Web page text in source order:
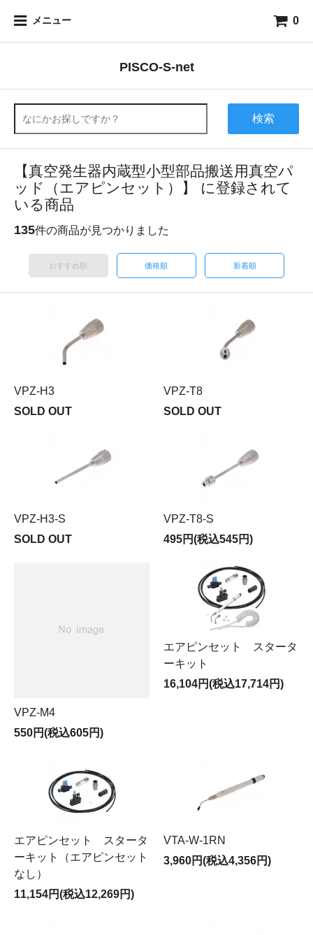
メニュー 0
PISCO-S-net
検索
【真空発生器内蔵型小型部品搬送用真空パ
ッド（エアピンセット）】 に登録されて
いる商品
135件の商品が見つかりました
おすすめ順 価格順 新着順
VPZ-H3
SOLD OUT
VPZ-T8
SOLD OUT
VPZ-H3-S
SOLD OUT
VPZ-T8-S
495円(税込545円)
VPZ-M4
550円(税込605円)
エアピンセット スタータ
ーキット
16,104円(税込17,714円)
エアピンセット スタータ
ーキット（エアピンセット
なし）
11,154円(税込12,269円)
VTA-W-1RN
3,960円(税込4,356円)